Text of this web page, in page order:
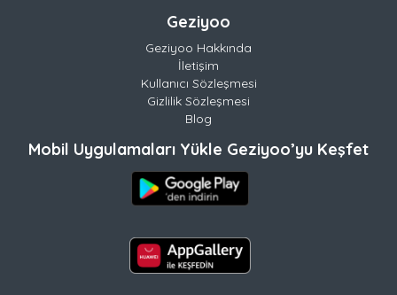
Geziyoo
Geziyoo Hakkında
İletişim
Kullanıcı Sözleşmesi
Gizlilik Sözleşmesi
Blog
Mobil Uygulamaları Yükle Geziyoo’yu Keşfet